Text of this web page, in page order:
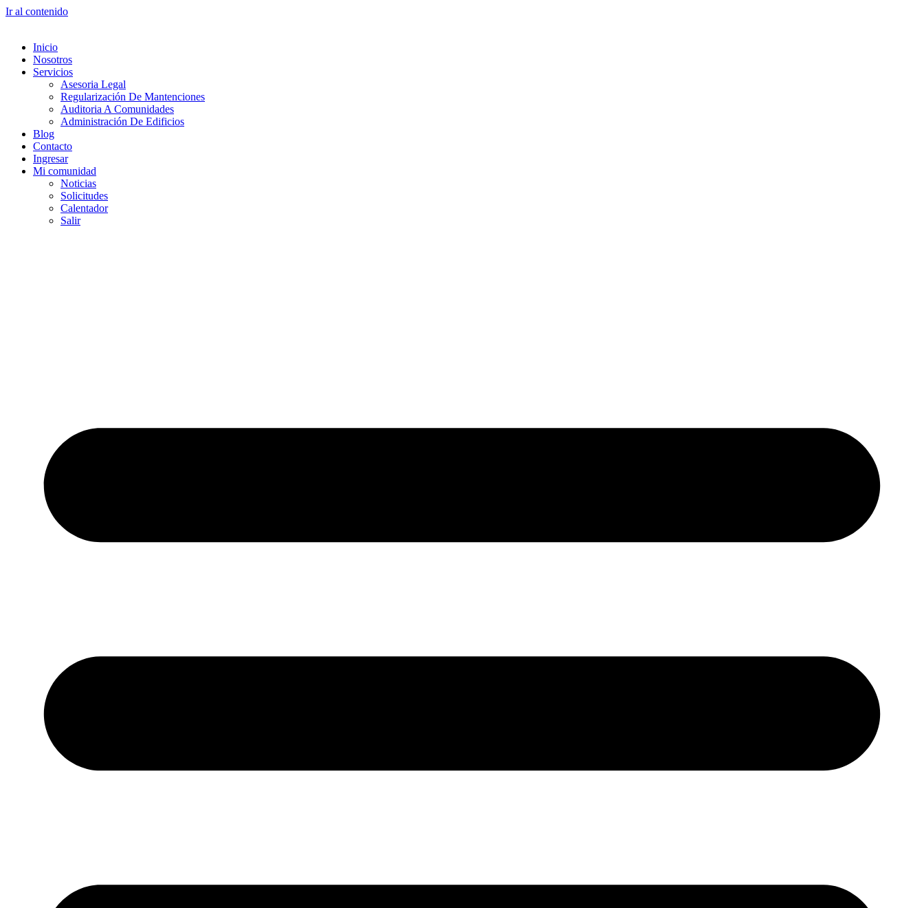
Ir al contenido
Inicio
Nosotros
Servicios
Asesoria Legal
Regularización De Mantenciones
Auditoria A Comunidades
Administración De Edificios
Blog
Contacto
Ingresar
Mi comunidad
Noticias
Solicitudes
Calentador
Salir